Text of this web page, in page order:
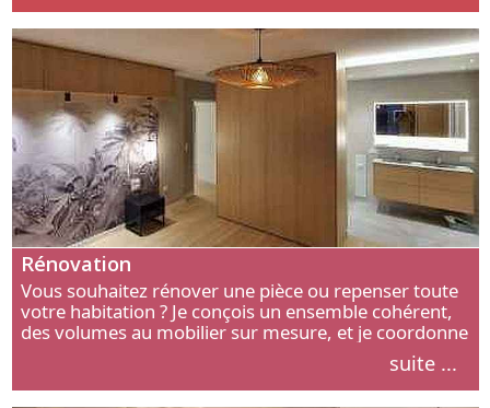
Rénovation
Vous souhaitez rénover une pièce ou repenser toute
votre habitation ? Je conçois un ensemble cohérent,
des volumes au mobilier sur mesure, et je coordonne
suite ...